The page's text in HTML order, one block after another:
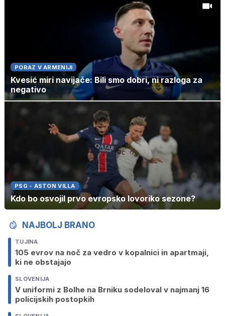
PORAZ V ARMENIJI
Kvesić miri navijače: Bili smo dobri, ni razloga za
negativo
PSG - ASTON VILLA
Kdo bo osvojil prvo evropsko lovoriko sezone?
NAJBOLJ BRANO
TUJINA
105 evrov na noč za vedro v kopalnici in apartmaji,
ki ne obstajajo
SLOVENIJA
V uniformi z Bolhe na Brniku sodeloval v najmanj 16
policijskih postopkih